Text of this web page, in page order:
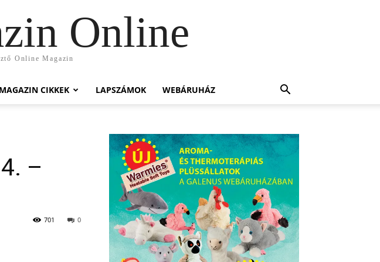
Online
Online Magazin
CIKKEK LAPSZÁMOK WEBÁRUHÁZ
–
0
701